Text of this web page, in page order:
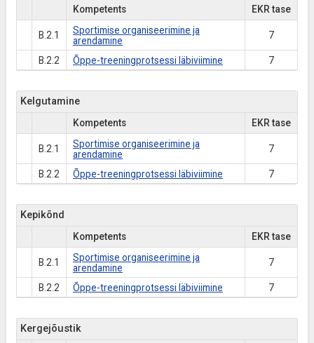
Kompetents EKR tase
B.2.1
Sportimise organiseerimine ja
arendamine
7
B.2.2 Õppe-treeningprotsessi läbiviimine 7
Kelgutamine
Kompetents EKR tase
B.2.1
Sportimise organiseerimine ja
arendamine
7
B.2.2 Õppe-treeningprotsessi läbiviimine 7
Kepikõnd
Kompetents EKR tase
B.2.1
Sportimise organiseerimine ja
arendamine
7
B.2.2 Õppe-treeningprotsessi läbiviimine 7
Kergejõustik